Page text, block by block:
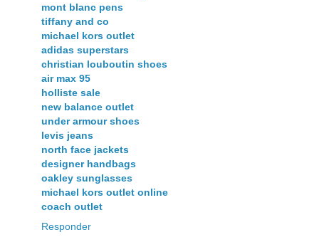
mont blanc pens
tiffany and co
michael kors outlet
adidas superstars
christian louboutin shoes
air max 95
holliste sale
new balance outlet
under armour shoes
levis jeans
north face jackets
designer handbags
oakley sunglasses
michael kors outlet online
coach outlet
Responder